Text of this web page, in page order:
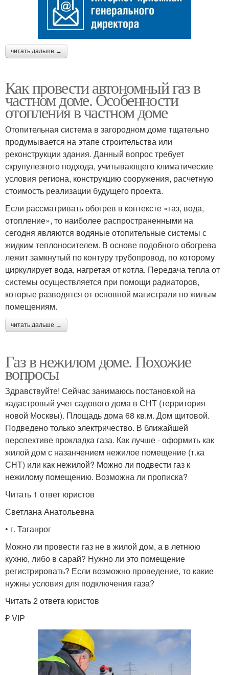
читать дальше →
Как провести автономный газ в
частном доме. Особенности
отопления в частном доме
Отопительная система в загородном доме тщательно
продумывается на этапе строительства или
реконструкции здания. Данный вопрос требует
скрупулезного подхода, учитывающего климатические
условия региона, конструкцию сооружения, расчетную
стоимость реализации будущего проекта.
Если рассматривать обогрев в контексте «газ, вода,
отопление», то наиболее распространенными на
сегодня являются водяные отопительные системы с
жидким теплоносителем. В основе подобного обогрева
лежит замкнутый по контуру трубопровод, по которому
циркулирует вода, нагретая от котла. Передача тепла от
системы осуществляется при помощи радиаторов,
которые разводятся от основной магистрали по жилым
помещениям.
читать дальше →
Газ в нежилом доме. Похожие
вопросы
Здравствуйте! Сейчас занимаюсь постановкой на
кадастровый учет садового дома в СНТ (территория
новой Москвы). Площадь дома 68 кв.м. Дом щитовой.
Подведено только электричество. В ближайшей
перспективе прокладка газа. Как лучше - оформить как
жилой дом с назанчением нежилое помещение (т.ка
СНТ) или как нежилой? Можно ли подвести газ к
нежилому помещению. Возможна ли прописка?
Читать 1 ответ юристов
Светлана Анатольевна
• г. Таганрог
Можно ли провести газ не в жилой дом, а в летнюю
кухню, либо в сарай? Нужно ли это помещение
регистрировать? Если возможно проведение, то какие
нужны условия для подключения газа?
Читать 2 ответa юристов
₽ VIP